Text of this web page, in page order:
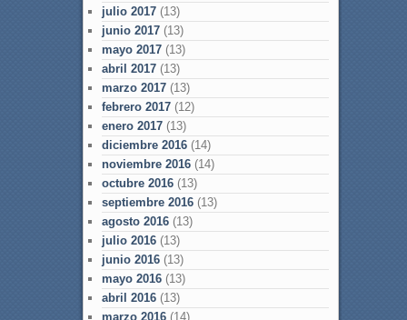
julio 2017(13)
junio 2017(13)
mayo 2017(13)
abril 2017(13)
marzo 2017(13)
febrero 2017(12)
enero 2017(13)
diciembre 2016(14)
noviembre 2016(14)
octubre 2016(13)
septiembre 2016(13)
agosto 2016(13)
julio 2016(13)
junio 2016(13)
mayo 2016(13)
abril 2016(13)
marzo 2016(14)